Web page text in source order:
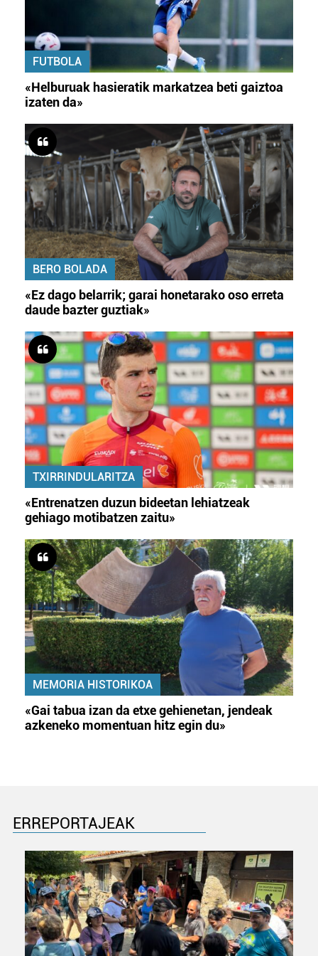
FUTBOLA
«Helburuak hasieratik markatzea beti gaiztoa
izaten da»
BERO BOLADA
«Ez dago belarrik; garai honetarako oso erreta
daude bazter guztiak»
TXIRRINDULARITZA
«Entrenatzen duzun bideetan lehiatzeak
gehiago motibatzen zaitu»
MEMORIA HISTORIKOA
«Gai tabua izan da etxe gehienetan, jendeak
azkeneko momentuan hitz egin du»
ERREPORTAJEAK